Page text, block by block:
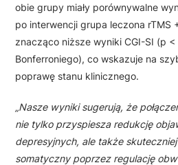
obie grupy miały porównywalne
po interwencji grupa leczona rTMS
znacząco niższe wyniki CGI-SI (p
Bonferroniego), co wskazuje na
poprawę stanu klinicznego.
„Nasze wyniki sugerują, że
nie tylko przyspiesza redukcję
depresyjnych, ale także
somatyczny poprzez regulację